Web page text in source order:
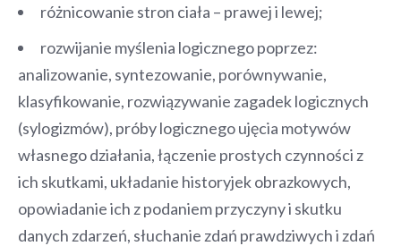
różnicowanie stron ciała – prawej i lewej;
rozwijanie myślenia logicznego poprzez:
analizowanie, syntezowanie, porównywanie,
klasyfikowanie, rozwiązywanie zagadek logicznych
(sylogizmów), próby logicznego ujęcia motywów
własnego działania, łączenie prostych czynności z
ich skutkami, układanie historyjek obrazkowych,
opowiadanie ich z podaniem przyczyny i skutku
danych zdarzeń, słuchanie zdań prawdziwych i zdań